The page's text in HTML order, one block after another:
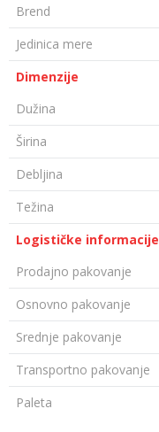
Brend
Jedinica mere
Dimenzije
Dužina
Širina
Debljina
Težina
Logističke informacije
Prodajno pakovanje
Osnovno pakovanje
Srednje pakovanje
Transportno pakovanje
Paleta